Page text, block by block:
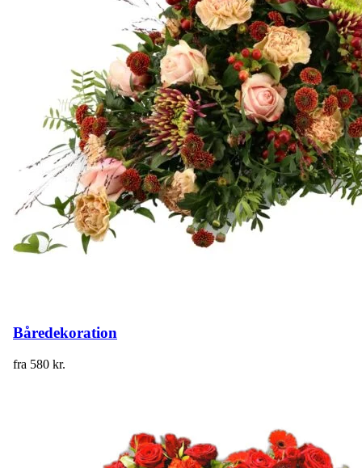
Båredekoration
fra 580 kr.